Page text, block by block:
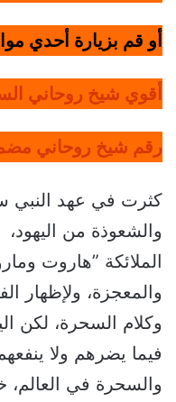
أو قم بزيارة أحدي
أقوي شيخ روحاني
رقم شيخ روحاني
كثرت في عهد النبي
والشعوذة من
الملائكة ”هاروت
والمعجزة، ولإظهار
وكلام السحرة، لكن
فيما يضرهم ولا
والسحرة في العالم،